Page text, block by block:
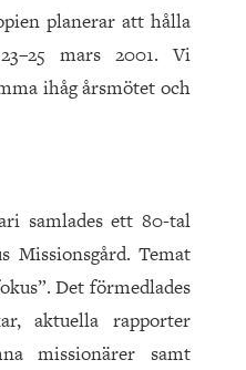
planerar att hålla
mars 2001. Vi
ihåg årsmötet och
samlades ett 80-tal
Missionsgård. Temat
Det förmedlades
aktuella rapporter
missionärer samt